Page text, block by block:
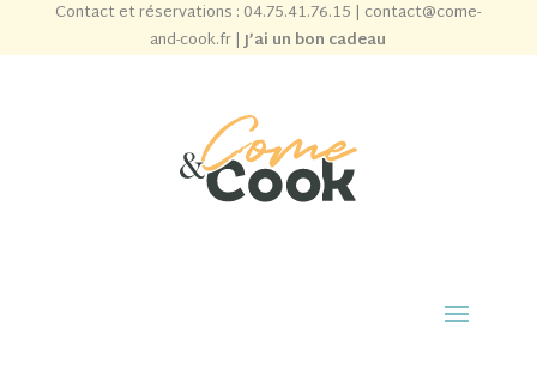
Contact et réservations : 04.75.41.76.15 | contact@come-
and-cook.fr|J’ai un bon cadeau